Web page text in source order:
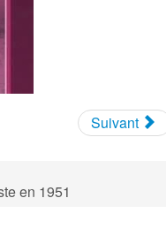
Suivant
en 1951